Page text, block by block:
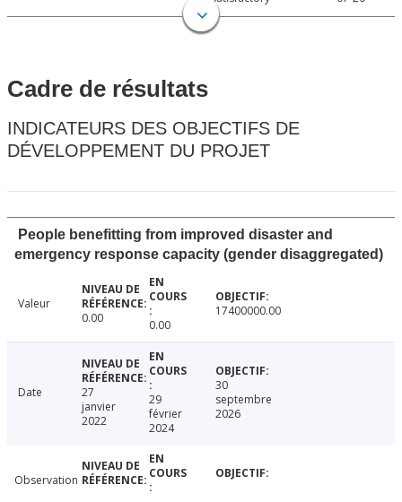
Cadre de résultats
INDICATEURS DES OBJECTIFS DE
DÉVELOPPEMENT DU PROJET
People benefitting from improved disaster and
emergency response capacity (gender disaggregated)
Valeur
0.00
0.00
17400000.00
Date
27
janvier
2022
29
février
2024
30
septembre
2026
Observation